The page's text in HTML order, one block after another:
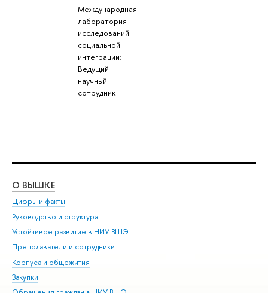
Международная
лаборатория
исследований
социальной
интеграции:
Ведущий
научный
сотрудник
О ВЫШКЕ
Цифры и факты
Руководство и структура
Устойчивое развитие в НИУ ВШЭ
Преподаватели и сотрудники
Корпуса и общежития
Закупки